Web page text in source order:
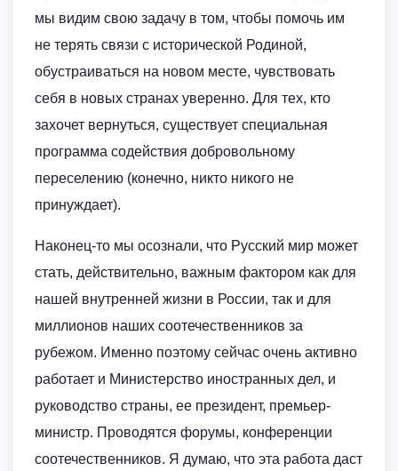
мы видим свою задачу в том, чтобы помочь им
не терять связи с исторической Родиной,
обустраиваться на новом месте, чувствовать
себя в новых странах уверенно. Для тех, кто
захочет вернуться, существует специальная
программа содействия добровольному
переселению (конечно, никто никого не
принуждает).
Наконец-то мы осознали, что Русский мир может
стать, действительно, важным фактором как для
нашей внутренней жизни в России, так и для
миллионов наших соотечественников за
рубежoм. Именно поэтому сейчас очень активно
работает и Министерство иностранных дел, и
руководство страны, ее президент, премьер-
министр. Проводятся форумы, конференции
соотечественников. Я думаю, что эта работа даст